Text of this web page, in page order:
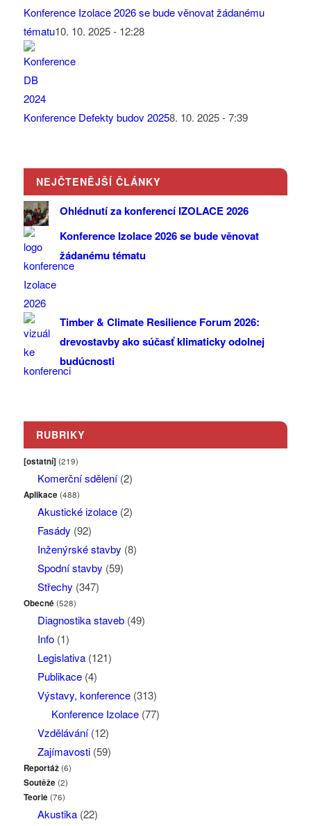
Konference Izolace 2026 se bude věnovat žádanému
tématu10. 10. 2025 - 12:28
Konference Defekty budov 20258. 10. 2025 - 7:39
NEJČTENĚJŠÍ ČLÁNKY
Ohlédnutí za konferencí IZOLACE 2026
Konference Izolace 2026 se bude věnovat
žádanému tématu
Timber & Climate Resilience Forum 2026:
drevostavby ako súčasť klimaticky odolnej
budúcnosti
RUBRIKY
[ostatní] (219)
Komerční sdělení(2)
Aplikace (488)
Akustické izolace(2)
Fasády (92)
Inženýrské stavby (8)
Spodní stavby (59)
Střechy (347)
Obecné (528)
Diagnostika staveb(49)
Info(1)
Legislativa(121)
Publikace(4)
Výstavy, konference(313)
Konference Izolace(77)
Vzdělávání(12)
Zajímavosti(59)
Reportáž(6)
Soutěže (2)
Teorie (76)
Akustika(22)